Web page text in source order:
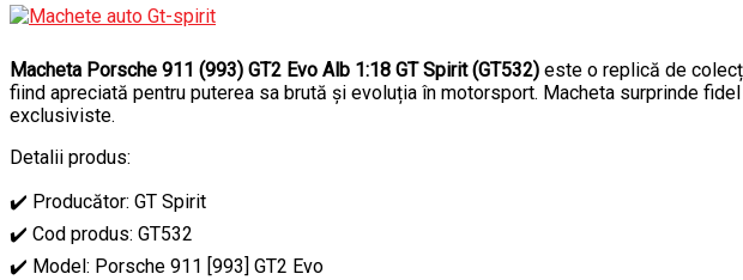
Macheta Porsche 911 (993) GT2 Evo Alb 1:18 GT Spirit (GT532) este o replică de
fiind apreciată pentru puterea sa brută și evoluția în motorsport. Macheta surprinde
exclusiviste.
Detalii produs:
✔️ Producător: GT Spirit
✔️ Cod produs: GT532
✔️ Model: Porsche 911 [993] GT2 Evo